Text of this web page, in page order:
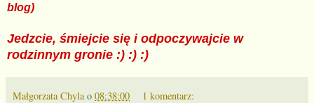
blog)
Jedzcie, śmiejcie się i odpoczywajcie w
rodzinnym gronie :) :) :)
Małgorzata Chyla o 08:38:00 1 komentarz: